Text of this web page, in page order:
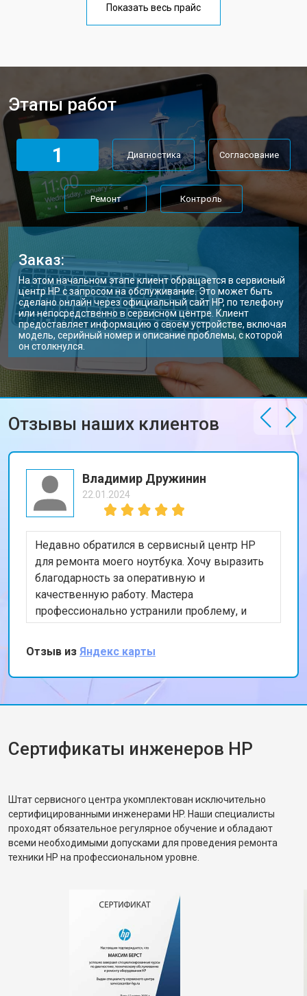
Замена кнопок планшета HP от 1750 ₽
Показать весь прайс
Этапы работ
1 Диагностика Согласование
Ремонт Контроль
Заказ:
На этом начальном этапе клиент обращается в сервисный
центр HP с запросом на обслуживание. Это может быть
сделано онлайн через официальный сайт HP, по телефону
или непосредственно в сервисном центре. Клиент
предоставляет информацию о своем устройстве, включая
модель, серийный номер и описание проблемы, с которой
он столкнулся.
Отзывы наших клиентов
Владимир Дружинин
22.01.2024
Недавно обратился в сервисный центр HP
для ремонта моего ноутбука. Хочу выразить
благодарность за оперативную и
качественную работу. Мастера
профессионально устранили проблему, и
теперь мой ноутбук работает безупречно.
Особенно порадовало, что ремонт был
выполнен в тот же день. Спасибо за вашу
работу!
Отзыв из Яндекс карты
Сертификаты инженеров HP
Штат сервисного центра укомплектован исключительно
сертифицированными инженерами HP. Наши специалисты
проходят обязательное регулярное обучение и обладают
всеми необходимыми допусками для проведения ремонта
техники HP на профессиональном уровне.